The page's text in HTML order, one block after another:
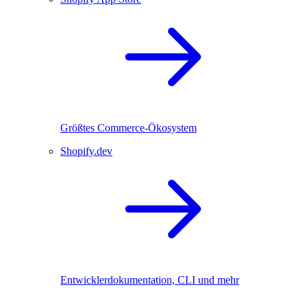
Größtes Commerce-Ökosystem
Shopify.dev
Entwicklerdokumentation, CLI und mehr